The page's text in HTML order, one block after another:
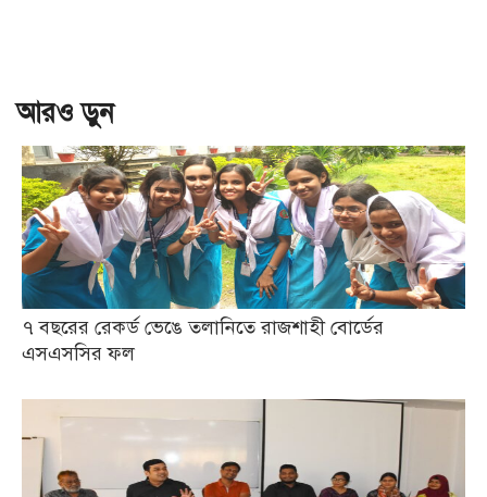
আরও ড়ুন
৭ বছরের রেকর্ড ভেঙে তলানিতে রাজশাহী বোর্ডের
এসএসসির ফল